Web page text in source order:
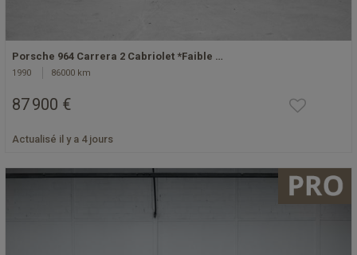
Porsche 964 Carrera 2 Cabriolet *Faible …
1990 86000 km
87 900 €
Actualisé il y a 4 jours